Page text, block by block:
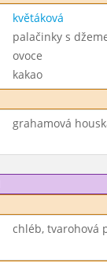
květáková
palačinky s
ovoce
kakao
grahamová
chléb, tvarohová